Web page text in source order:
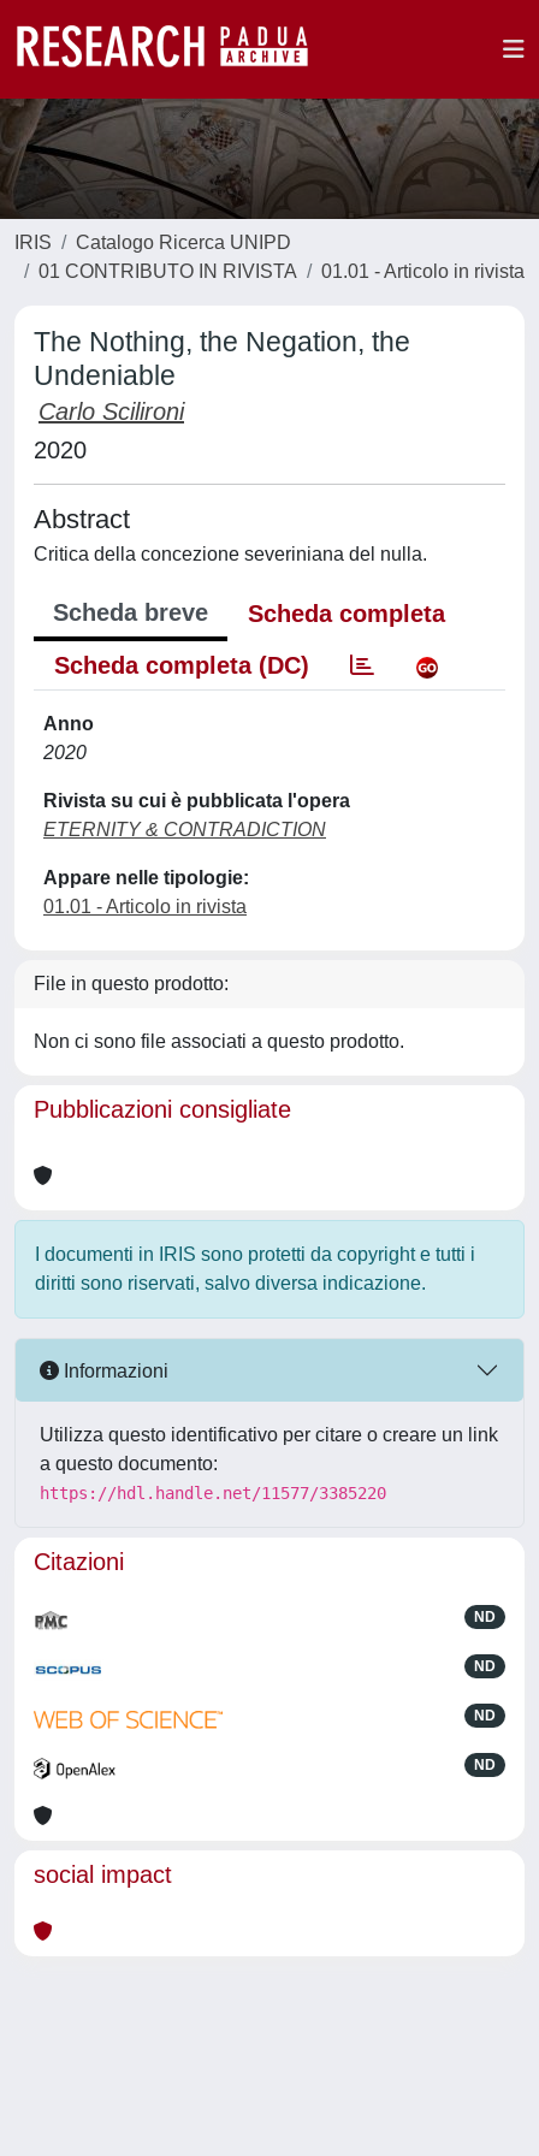
IRIS
Catalogo Ricerca UNIPD
01 CONTRIBUTO IN RIVISTA
01.01 - Articolo in rivista
The Nothing, the Negation, the
Undeniable
Carlo Scilironi
2020
Abstract
Critica della concezione severiniana del nulla.
Scheda breve
Scheda completa
Scheda completa (DC)
Anno
2020
Rivista su cui è pubblicata l'opera
ETERNITY & CONTRADICTION
Appare nelle tipologie:
01.01 - Articolo in rivista
File in questo prodotto:
Non ci sono file associati a questo prodotto.
Pubblicazioni consigliate
I documenti in IRIS sono protetti da copyright e tutti i
diritti sono riservati, salvo diversa indicazione.
Informazioni
Utilizza questo identificativo per citare o creare un link
a questo documento:
https://hdl.handle.net/11577/3385220
Citazioni
ND
ND
ND
ND
social impact